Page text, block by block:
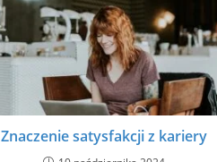
Znaczenie satysfakcji z kariery